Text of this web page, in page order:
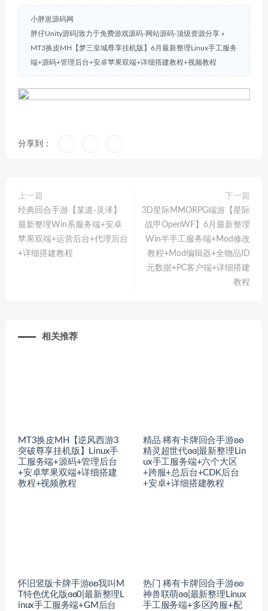
小胖崽源码网
胖仔Unity源码|致力于免费游戏源码-网站源码-顶级资源分享 »
MT3换皮MH【梦三皇城尊享挂机版】6月最新整理Linux手工服务
端+源码+管理后台+安卓苹果双端+详细搭建教程+视频教程
分享到：
上一篇
经典回合手游【某道-灵泽】
最新整理Win系服务端+安卓
苹果双端+运营后台+代理后台
+详细搭建教程
下一篇
3D星际MMORPG端游【星际
战甲OpenWF】6月最新整理
Win半手工服务端+Mod修改
教程+Mod编辑器+全物品ID
元数据+PC客户端+详细搭建
教程
相关推荐
MT3换皮MH【逆风西游3
突破尊享挂机版】Linux手
工服务端+源码+管理后台
+安卓苹果双端+详细搭建
教程+视频教程
精品 稀有卡牌回合手游ʚʚ
精灵超世代ɞɞ|最新整理Lin
ux手工服务端+六个大区
+跨服+总后台+CDK后台
+安卓+详细搭建教程
怀旧竖版卡牌手游ʚʚ我叫M
T特色优化版ɞɞ0|最新整理L
inux手工服务端+GM后台
热门 稀有卡牌回合手游ʚʚ
神兽联萌ɞɞ|最新整理Linux
手工服务端+多区跨服+配